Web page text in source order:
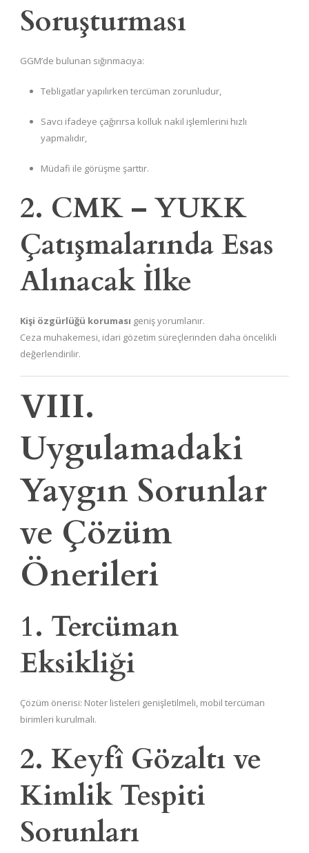
Soruşturması
GGM’de bulunan sığınmacıya:
Tebligatlar yapılırken tercüman zorunludur,
Savcı ifadeye çağırırsa kolluk nakil işlemlerini hızlı
yapmalıdır,
Müdafi ile görüşme şarttır.
2. CMK – YUKK
Çatışmalarında Esas
Alınacak İlke
Kişi özgürlüğü koruması geniş yorumlanır.
Ceza muhakemesi, idari gözetim süreçlerinden daha öncelikli
değerlendirilir.
VIII.
Uygulamadaki
Yaygın Sorunlar
ve Çözüm
Önerileri
1. Tercüman
Eksikliği
Çözüm önerisi: Noter listeleri genişletilmeli, mobil tercüman
birimleri kurulmalı.
2. Keyfî Gözaltı ve
Kimlik Tespiti
Sorunları